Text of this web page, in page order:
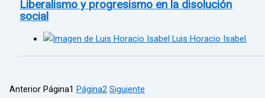
Liberalismo y progresismo en la disolución
social
Luis Horacio Isabel
Anterior Página1 Página2 Siguiente